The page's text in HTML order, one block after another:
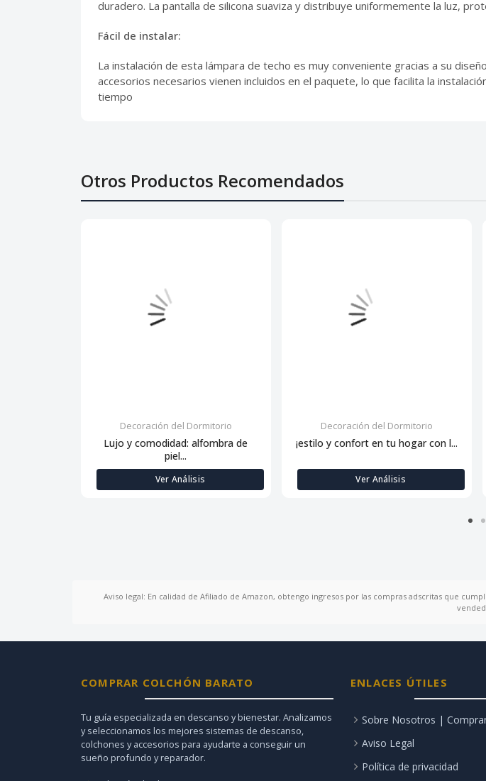
duradero. La pantalla de silicona suaviza y distribuye uniformemente la luz,
Fácil de instalar:
La instalación de esta lámpara de techo es muy conveniente gracias a su
accesorios necesarios vienen incluidos en el paquete, lo que facilita la
tiempo
Otros Productos Recomendados
Decoración del Dormitorio
Lujo y comodidad: alfombra de
piel...
Ver Análisis
Decoración del Dormitorio
¡estilo y confort en tu hogar con l...
Ver Análisis
Aviso legal: En calidad de Afiliado de Amazon, obtengo ingresos por las compras adscritas que
COMPRAR COLCHÓN BARATO
Tu guía especializada en descanso y bienestar. Analizamos
y seleccionamos los mejores sistemas de descanso,
colchones y accesorios para ayudarte a conseguir un
sueño profundo y reparador.
ENLACES ÚTILES
Sobre Nosotros |
Aviso Legal
Política de privacidad